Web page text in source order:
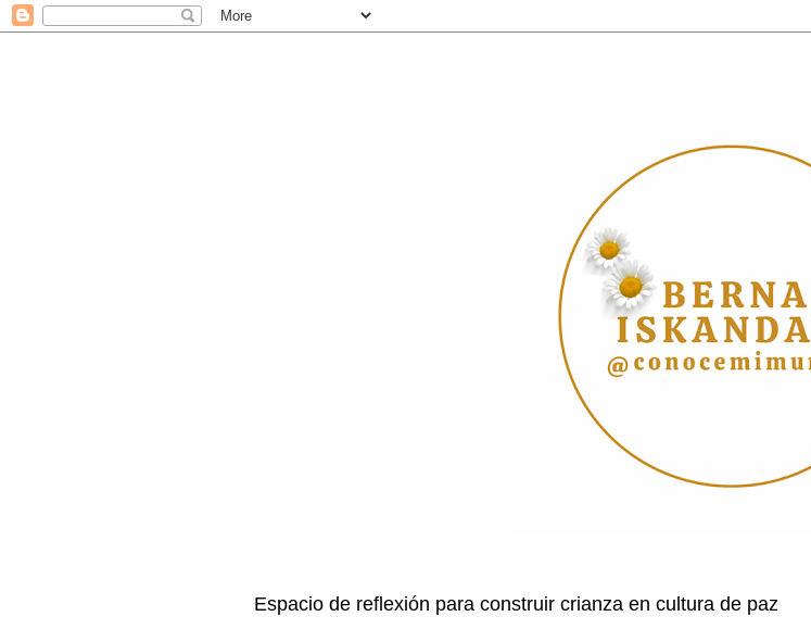
Espacio de reflexión para construir crianza en cultura de paz